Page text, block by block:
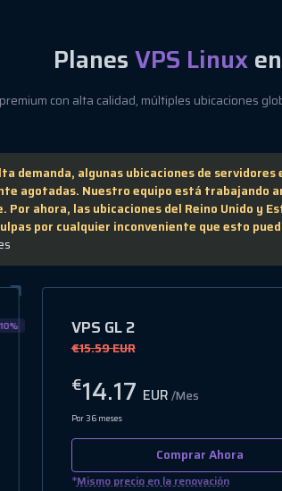
PlanesVPS Linux
con alta calidad, múltiples ubicaciones
demanda, algunas ubicaciones de servidores
agotadas. Nuestro equipo está trabajando
Por ahora, las ubicaciones del Reino Unido y
por cualquier inconveniente que esto
VPS GL 3
€19.01 EUR
€17.28EUR/Mes
Por 36 meses
Comprar Ahora
*Mismo precio en la renovación